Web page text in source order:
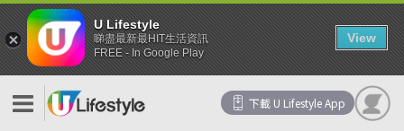
下載 U Lifestyle App
U Lifestyle
睇盡最新最HIT生活資訊
FREE - In Google Play
View